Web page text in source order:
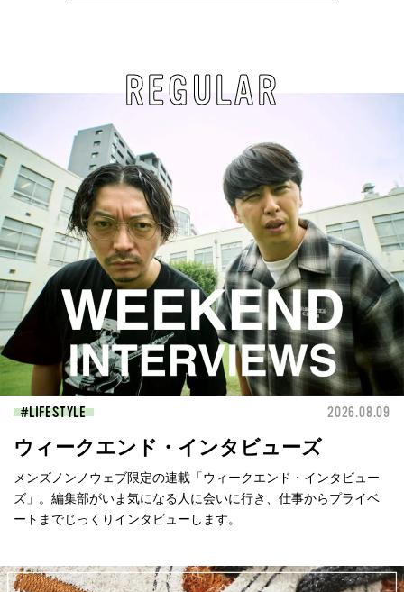
REGULAR
LIFESTYLE 2026.08.09
ウィークエンド・インタビューズ
メンズノンノウェブ限定の連載「ウィークエンド・インタビュー
ズ」。編集部がいま気になる人に会いに行き、仕事からプライベ
ートまでじっくりインタビューします。